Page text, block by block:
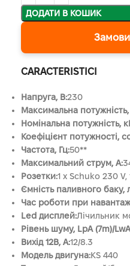
ДОДАТИ В КОШИК
CARACTERISTICI
Напруга, B:230
Максимальна потужність,
Номінальна потужність,
Коефіцієнт потужності,
Частота, Гц:50**
Максимальний струм, А:
Розетки:1 x Schuko 230 V,
Ємність паливного баку,
Час роботи при
Led дисплей:Лічильник
Рівень шуму, LpA (7m)/
Вихід 12В, А:12/8.3
Модель двигуна:KS 440